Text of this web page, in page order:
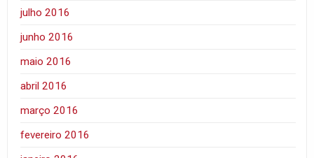
julho 2016
junho 2016
maio 2016
abril 2016
março 2016
fevereiro 2016